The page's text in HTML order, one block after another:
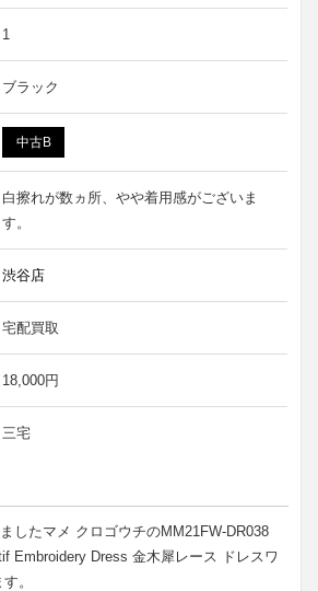
1
ブラック
中古B
白擦れが数ヵ所、やや着用感がございま
す。
渋谷店
宅配買取
18,000円
三宅
したマメ クロゴウチのMM21FW-DR038
Embroidery Dress 金木犀レース ドレスワ
。